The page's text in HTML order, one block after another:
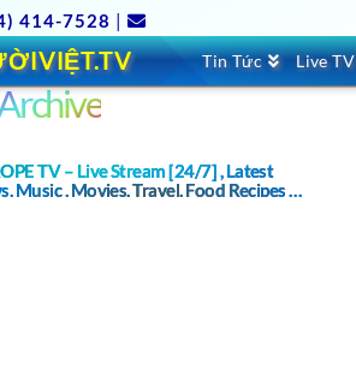
414-7528 |
Tin Tức Live TV
TV – Live Stream [24/7] , Latest
Music , Movies, Travel, Food Recipes …